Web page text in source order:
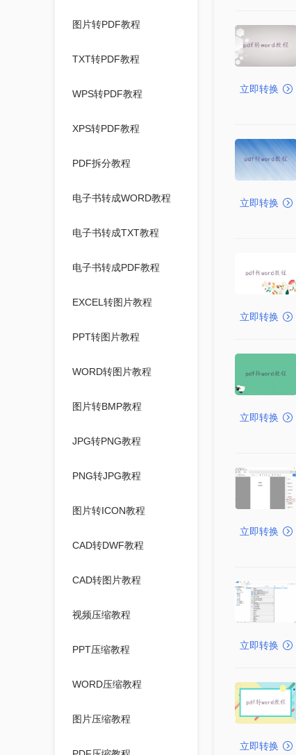
图片转PDF教程
TXT转PDF教程
WPS转PDF教程
XPS转PDF教程
PDF拆分教程
电子书转成WORD教程
电子书转成TXT教程
电子书转成PDF教程
EXCEL转图片教程
PPT转图片教程
WORD转图片教程
图片转BMP教程
JPG转PNG教程
PNG转JPG教程
图片转ICON教程
CAD转DWF教程
CAD转图片教程
视频压缩教程
PPT压缩教程
WORD压缩教程
图片压缩教程
立即转换
立即转换
立即转换
立即转换
立即转换
立即转换
立即转换